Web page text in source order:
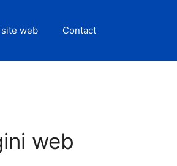
web Contact
web